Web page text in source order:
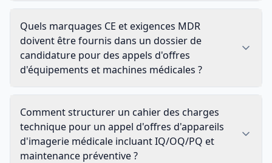
Quels marquages CE et exigences MDR
doivent être fournis dans un dossier de
candidature pour des appels d'offres
d'équipements et machines médicales ?
Comment structurer un cahier des charges
technique pour un appel d'offres d'appareils
d'imagerie médicale incluant IQ/OQ/PQ et
maintenance préventive ?